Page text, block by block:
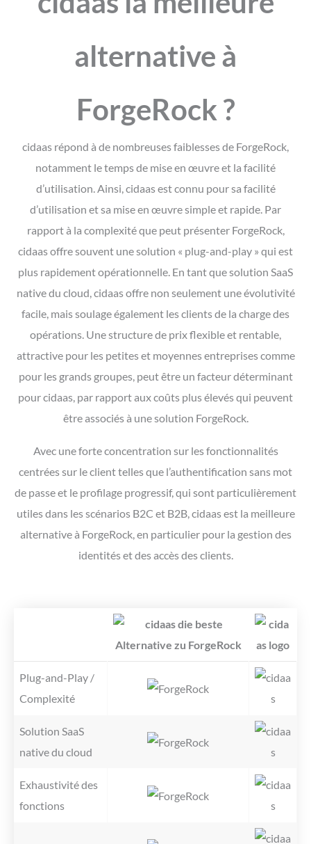
alternative à
ForgeRock ?
cidaas répond à de nombreuses faiblesses de ForgeRock,
notamment le temps de mise en œuvre et la facilité
d’utilisation. Ainsi, cidaas est connu pour sa facilité
d’utilisation et sa mise en œuvre simple et rapide. Par
rapport à la complexité que peut présenter ForgeRock,
cidaas offre souvent une solution « plug-and-play » qui est
plus rapidement opérationnelle. En tant que solution SaaS
native du cloud, cidaas offre non seulement une évolutivité
facile, mais soulage également les clients de la charge des
opérations. Une structure de prix flexible et rentable,
attractive pour les petites et moyennes entreprises comme
pour les grands groupes, peut être un facteur déterminant
pour cidaas, par rapport aux coûts plus élevés qui peuvent
être associés à une solution ForgeRock.
Avec une forte concentration sur les fonctionnalités
centrées sur le client telles que l’authentification sans mot
de passe et le profilage progressif, qui sont particulièrement
utiles dans les scénarios B2C et B2B, cidaas est la meilleure
alternative à ForgeRock, en particulier pour la gestion des
identités et des accès des clients.
Plug-and-Play /
Complexité
Solution SaaS
native du cloud
Exhaustivité des
fonctions